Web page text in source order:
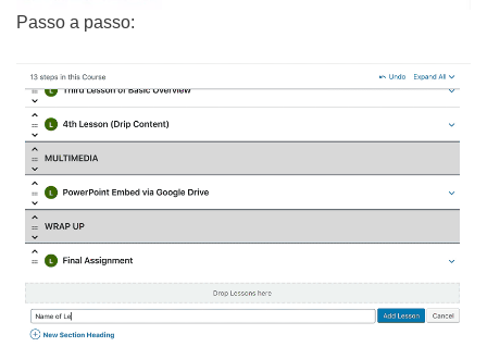
Passo a passo: